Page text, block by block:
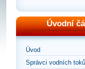
Úvodní
Úvod
Správci vodních toků